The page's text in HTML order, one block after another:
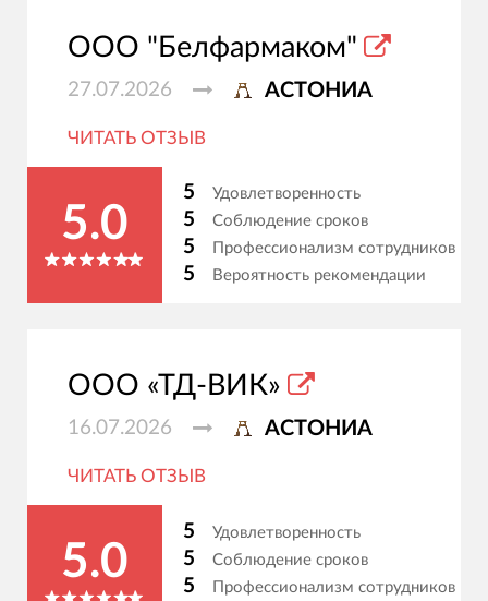
ООО "Белфармаком"
27.07.2026 АСТОНИА
ЧИТАТЬ ОТЗЫВ
5.0
5 Удовлетворенность
5 Соблюдение сроков
5 Профессионализм сотрудников
5 Вероятность рекомендации
ООО «ТД-ВИК»
16.07.2026 АСТОНИА
ЧИТАТЬ ОТЗЫВ
5.0
5 Удовлетворенность
5 Соблюдение сроков
5 Профессионализм сотрудников